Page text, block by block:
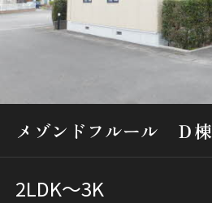
九州
市区郡・路線・駅から探す
地図から探す
人気のカテゴリから探す
メゾンドフルール Ｄ棟
2LDK〜3K